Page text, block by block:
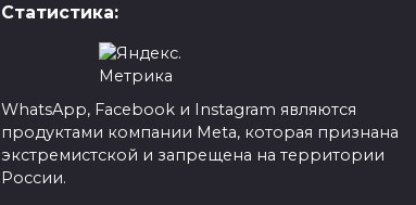
Статистика:
WhatsApp, Facebook и Instagram являются
продуктами компании Meta, которая признана
экстремистской и запрещена на территории
России.